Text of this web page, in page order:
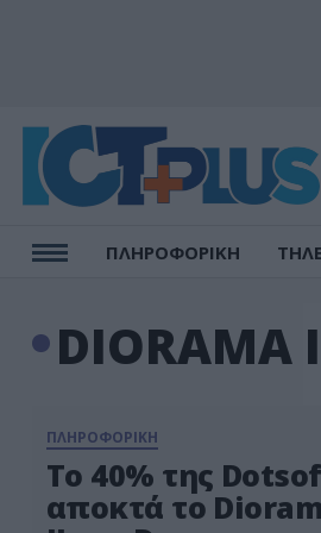
ΠΛΗΡΟΦΟΡΙΚΗ
DIORAMA
ΠΛΗΡΟΦΟΡΙΚΗ
Το 40% της
αποκτά το